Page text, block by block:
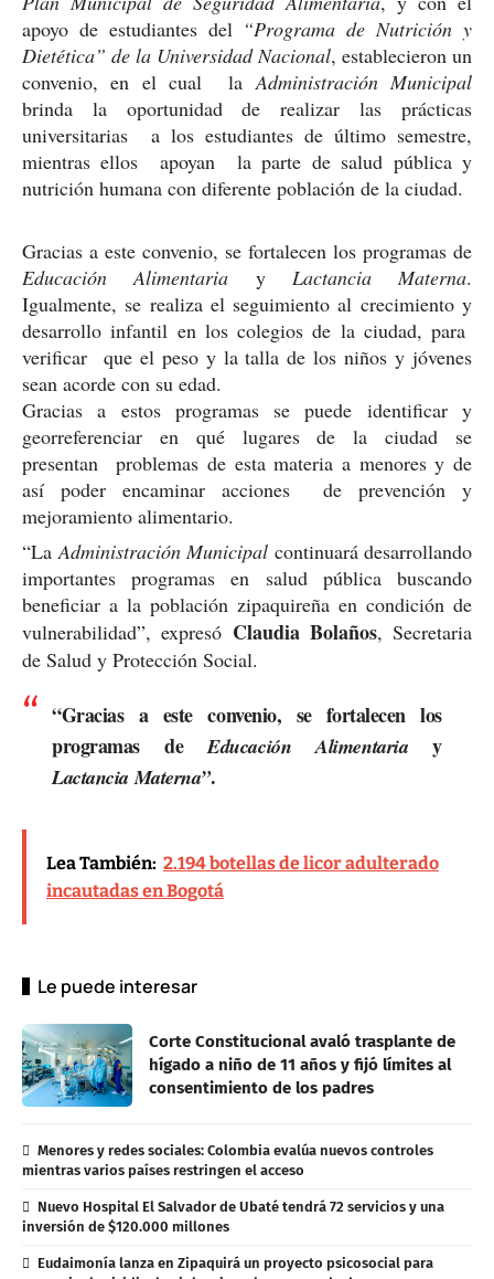
apoyo de estudiantes del “Programa de Nutrición y
Dietética” de la Universidad Nacional, establecieron un
convenio, en el cual la Administración Municipal
brinda la oportunidad de realizar las prácticas
universitarias a los estudiantes de último semestre,
mientras ellos apoyan la parte de salud pública y
nutrición humana con diferente población de la ciudad.
Gracias a este convenio, se fortalecen los programas de
Educación Alimentaria y Lactancia Materna.
Igualmente, se realiza el seguimiento al crecimiento y
desarrollo infantil en los colegios de la ciudad, para
verificar que el peso y la talla de los niños y jóvenes
sean acorde con su edad.
Gracias a estos programas se puede identificar y
georreferenciar en qué lugares de la ciudad se
presentan problemas de esta materia a menores y de
así poder encaminar acciones de prevención y
mejoramiento alimentario.
“La Administración Municipal continuará desarrollando
importantes programas en salud pública buscando
beneficiar a la población zipaquireña en condición de
vulnerabilidad”, expresó Claudia Bolaños, Secretaria
de Salud y Protección Social.
“Gracias a este convenio, se fortalecen los
programas deEducación Alimentaria y
Lactancia Materna”.
Lea También: 2.194 botellas de licor adulterado
incautadas en Bogotá
Le puede interesar
Corte Constitucional avaló trasplante de
hígado a niño de 11 años y fijó límites al
consentimiento de los padres
Menores y redes sociales: Colombia evalúa nuevos controles
mientras varios países restringen el acceso
Nuevo Hospital El Salvador de Ubaté tendrá 72 servicios y una
inversión de $120.000 millones
Eudaimonía lanza en Zipaquirá un proyecto psicosocial para